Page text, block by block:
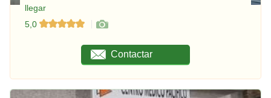
llegar
5,0
Contactar